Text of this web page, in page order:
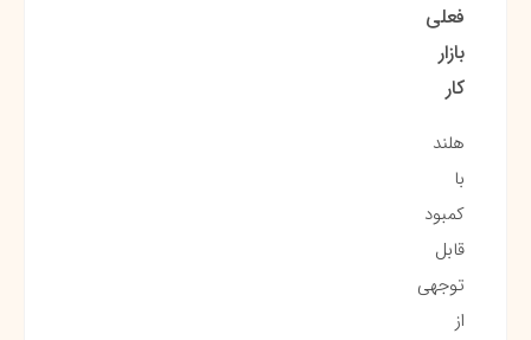
فعلی
بازار
کار
هلند
با
کمبود
قابل
توجهی
از